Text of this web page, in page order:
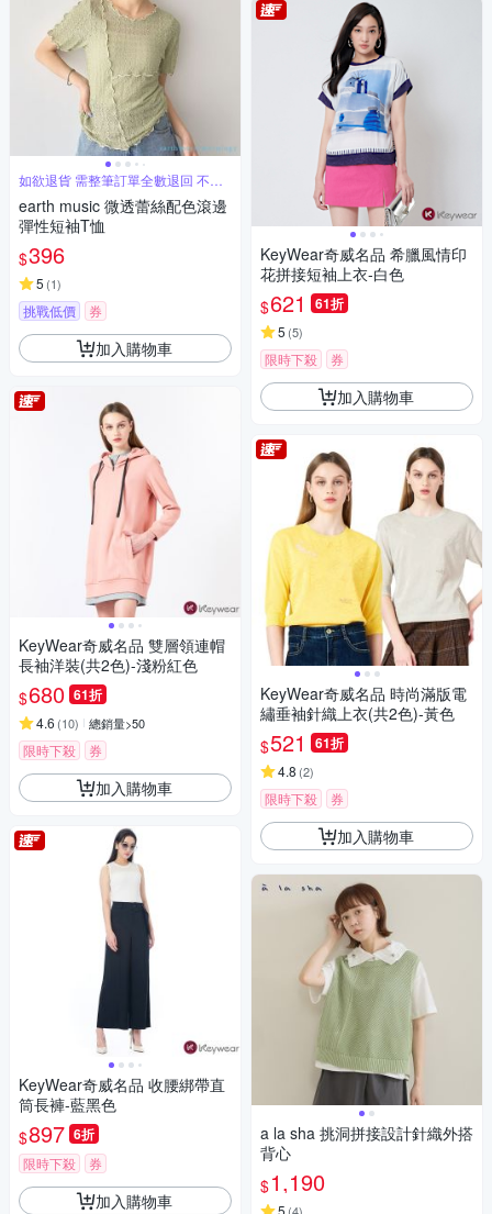
如欲退貨 需整筆訂單全數退回 不能
單退
earth music 微透蕾絲配色滾邊
彈性短袖T恤
$396
5 (1)
挑戰低價 券
加入購物車
KeyWear奇威名品 雙層領連帽
長袖洋裝(共2色)-淺粉紅色
$680 61折
4.6 (10) 總銷量>50
限時下殺 券
加入購物車
KeyWear奇威名品 收腰綁帶直
筒長褲-藍黑色
$897 6折
限時下殺 券
加入購物車
KeyWear奇威名品 希臘風情印
花拼接短袖上衣-白色
$621 61折
5 (5)
限時下殺 券
加入購物車
KeyWear奇威名品 時尚滿版電
繡垂袖針織上衣(共2色)-黃色
$521 61折
4.8 (2)
限時下殺 券
加入購物車
a la sha 挑洞拼接設計針織外搭
背心
$1,190